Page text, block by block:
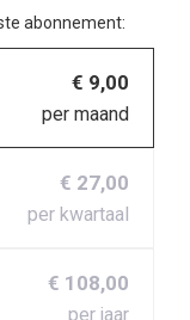
abonnement:
€ 9,00
per maand
€ 27,00
per kwartaal
€ 108,00
per jaar